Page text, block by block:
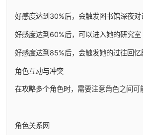
好感度达到30%后，会触发图书馆深夜对
好感度达到60%后，可以进入她的研究室
好感度达到85%后，会触发她的过往回忆
角色互动与冲突
在攻略多个角色时，需要注意角色之间
角色关系网